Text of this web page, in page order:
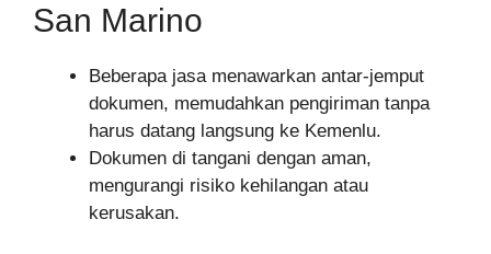
San Marino
Beberapa jasa menawarkan antar-jemput
dokumen, memudahkan pengiriman tanpa
harus datang langsung ke Kemenlu.
Dokumen di tangani dengan aman,
mengurangi risiko kehilangan atau
kerusakan.